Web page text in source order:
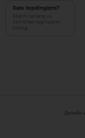
Xato topdingizmi?
Matnni tanlang va
Ctrl+Enter tugmalarini
bosing
Дизайн